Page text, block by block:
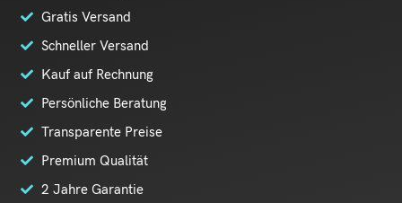
Gratis Versand
Schneller Versand
Kauf auf Rechnung
Persönliche Beratung
Transparente Preise
Premium Qualität
2 Jahre Garantie